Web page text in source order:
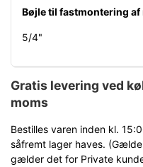
Bøjle til fastmontering
5/4"
Gratis levering ved
moms
Bestilles varen inden kl.
såfremt lager haves.
gælder det for Private